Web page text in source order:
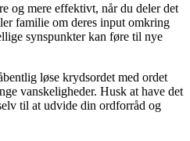
og mere effektivt, når du deler det
familie om deres input omkring
synspunkter kan føre til nye
løse krydsordet med ordet
vanskeligheder. Husk at have det
til at udvide din ordforråd og